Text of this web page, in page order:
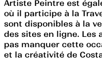
Artiste Peintre est
où il participe à la
sont disponibles à la
des sites en ligne. Les
pas manquer cette
et la créativité de